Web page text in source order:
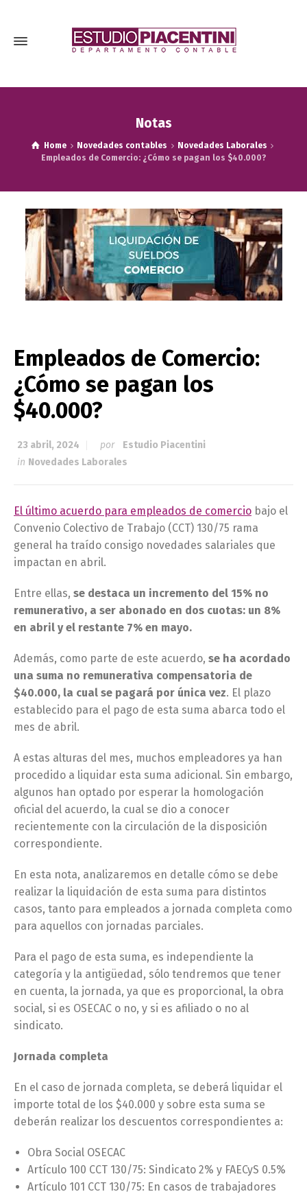
Notas
Home Novedades contables
Novedades Laborales
Empleados de Comercio: ¿Cómo se pagan los $40.000?
Empleados de Comercio:
¿Cómo se pagan los
$40.000?
23 abril, 2024 por
Estudio Piacentini
in Novedades Laborales
El último acuerdo para empleados de comercio bajo el
Convenio Colectivo de Trabajo (CCT) 130/75 rama
general ha traído consigo novedades salariales que
impactan en abril.
Entre ellas, se destaca un incremento del 15% no
remunerativo, a ser abonado en dos cuotas: un 8%
en abril y el restante 7% en mayo.
Además, como parte de este acuerdo, se ha acordado
una suma no remunerativa compensatoria de
$40.000, la cual se pagará por única vez. El plazo
establecido para el pago de esta suma abarca todo el
mes de abril.
A estas alturas del mes, muchos empleadores ya han
procedido a liquidar esta suma adicional. Sin embargo,
algunos han optado por esperar la homologación
oficial del acuerdo, la cual se dio a conocer
recientemente con la circulación de la disposición
correspondiente.
En esta nota, analizaremos en detalle cómo se debe
realizar la liquidación de esta suma para distintos
casos, tanto para empleados a jornada completa como
para aquellos con jornadas parciales.
Para el pago de esta suma, es independiente la
categoría y la antigüedad, sólo tendremos que tener
en cuenta, la jornada, ya que es proporcional, la obra
social, si es OSECAC o no, y si es afiliado o no al
sindicato.
Jornada completa
En el caso de jornada completa, se deberá liquidar el
importe total de los $40.000 y sobre esta suma se
deberán realizar los descuentos correspondientes a:
Obra Social OSECAC
Artículo 100 CCT 130/75: Sindicato 2% y FAECyS 0.5%
Artículo 101 CCT 130/75: En casos de trabajadores